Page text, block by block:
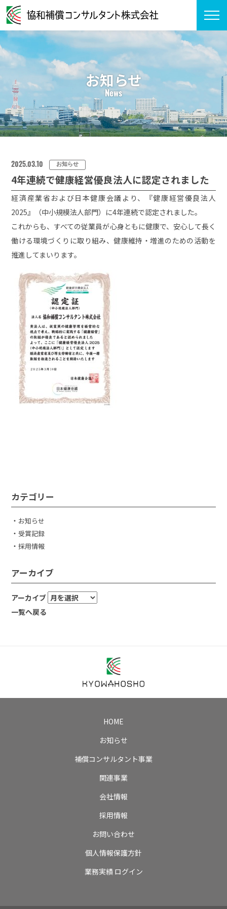
お知らせ
News
2025.03.10 お知らせ
4年連続で健康経営優良法人に認定されました
経済産業省および日本健康会議より、『健康経営優良法人
2025』（中小規模法人部門）に4年連続で認定されました。
これからも、すべての従業員が心身ともに健康で、安心して長く
働ける環境づくりに取り組み、健康維持・増進のための活動を
推進してまいります。
カテゴリー
お知らせ
受賞記録
採用情報
アーカイブ
アーカイブ
一覧へ戻る
HOME
お知らせ
補償コンサルタント事業
関連事業
会社情報
採用情報
お問い合わせ
個人情報保護方針
業務実績 ログイン